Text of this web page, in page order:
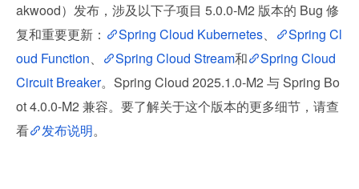
akwood）发布，涉及以下子项目 5.0.0-M2 版本的 Bug 修
复和重要更新：
Spring Cloud Kubernetes、
Spring Cl
oud Function、 Spring Cloud Stream和
Spring Cloud
Circuit Breaker。Spring Cloud 2025.1.0-M2 与 Spring Bo
ot 4.0.0-M2 兼容。要了解关于这个版本的更多细节，请查
看
发布说明。